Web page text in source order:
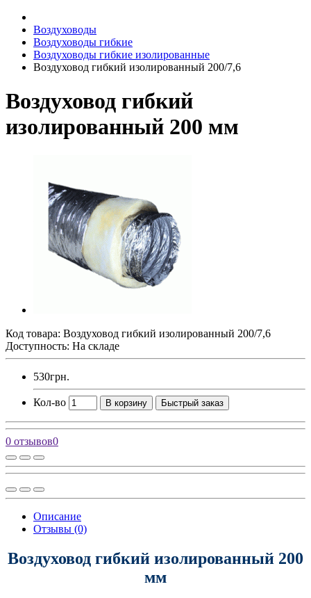
Воздуховоды
Воздуховоды гибкие
Воздуховоды гибкие изолированные
Воздуховод гибкий изолированный 200/7,6
Воздуховод гибкий
изолированный 200 мм
Код товара: Воздуховод гибкий изолированный 200/7,6
Доступность: На складе
530грн.
Кол-во В корзину Быстрый заказ
0 отзывов0
Описание
Отзывы (0)
Воздуховод гибкий изолированный 200
мм